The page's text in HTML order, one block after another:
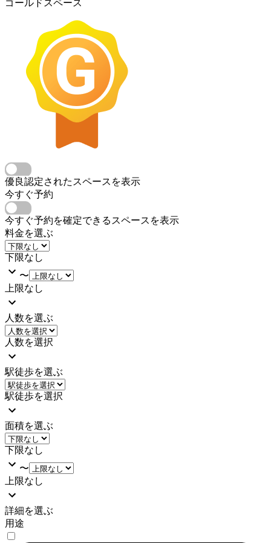
ゴールドスペース
優良認定されたスペースを表示
今すぐ予約
今すぐ予約を確定できるスペースを表示
料金を選ぶ
下限なし
〜
上限なし
人数を選ぶ
人数を選択
駅徒歩を選ぶ
駅徒歩を選択
面積を選ぶ
下限なし
〜
上限なし
詳細を選ぶ
用途